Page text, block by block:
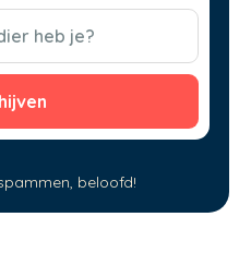
(Vereist)
heb je?
beloofd!